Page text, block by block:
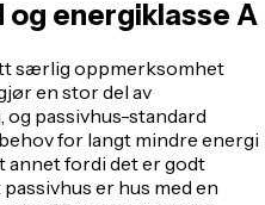
energiklasse A
særlig oppmerksomhet
en stor del av
passivhus-standard
for langt mindre energi
annet fordi det er godt
er hus med en